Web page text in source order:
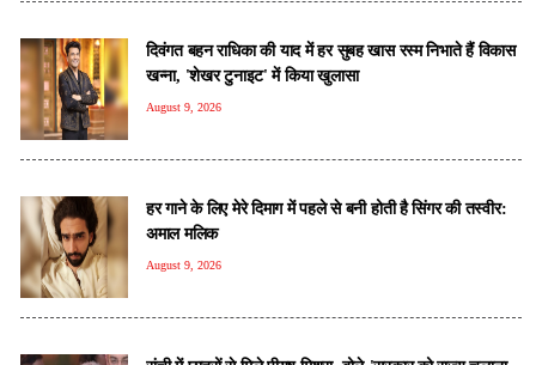
दिवंगत बहन राधिका की याद में हर सुबह खास रस्म निभाते हैं विकास
खन्ना, 'शेखर टुनाइट' में किया खुलासा
August 9, 2026
हर गाने के लिए मेरे दिमाग में पहले से बनी होती है सिंगर की तस्वीर:
अमाल मलिक
August 9, 2026